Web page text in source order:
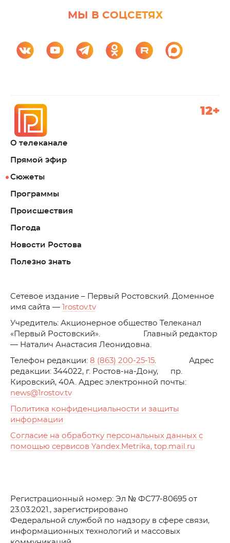
МЫ В СОЦСЕТЯХ
О телеканале
Прямой эфир
Сюжеты
Программы
Происшествия
Погода
Новости Ростова
Полезно знать
12+
Cетевое издание – Первый Ростовский. Доменное
имя сайта —
1rostov.tv
Учредитель: Акционерное общество Телеканал
«Первый Ростовский». Главный редактор
— Наталич Анастасия Леонидовна.
Телефон редакции: 8 (863) 200-25-15. Адрес
редакции: 344022, г. Ростов-на-Дону, пр.
Кировский, 40А. Адрес электронной почты:
news@1rostov.tv
Политика конфиденциальности и защиты
информации
Согласие на обработку персональных данных с
помощью сервисов Yandex.Metrika, top.mail.ru
Регистрационный номер: Эл № ФС77-80695 от
23.03.2021., зарегистрировано
Федеральной службой по надзору в сфере связи,
информационных технологий и массовых